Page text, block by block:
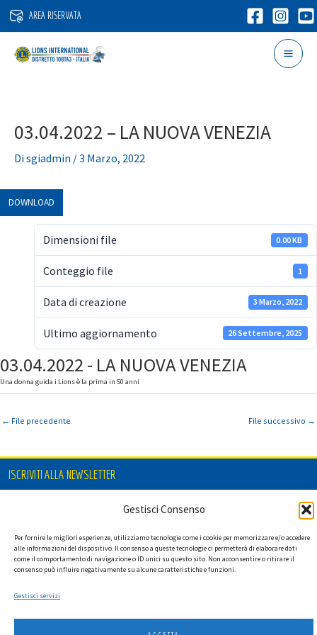
Gestisci Consenso
Per fornire le migliori esperienze, utilizziamo tecnologie come i cookie per memorizzare e/o accedere
alle informazioni del dispositivo. Il consenso a queste tecnologie ci permetterà di elaborare dati
come il comportamento di navigazione o ID unici su questo sito. Non acconsentire o ritirare il
consenso può influire negativamente su alcune caratteristiche e funzioni.
Gestisci servizi
Vai
contenuto
AREA RISERVATA
03.04.2022 – LA NUOVA VENEZIA
Disgiadmin /3 Marzo, 2022
DOWNLOAD
Dimensioni file 0.00 KB
Conteggio file 1
Data di creazione 3 Marzo, 2022
Ultimo aggiornamento 26 Settembre, 2025
03.04.2022 - LA NUOVA VENEZIA
Una donna guida i Lions è la prima in 50 anni
← File precedente File successivo →
ISCRIVITI ALLA NEWSLETTER
Ho letto l'informativa privacy e acconsento a ricevere via e-mail la
newsletter contenente aggiornamenti su attività, iniziative ed eventi
istituzionali.